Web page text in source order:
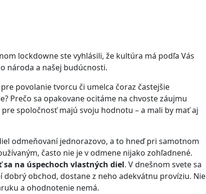
lockdowne ste vyhlásili, že kultúra má podľa Vás
národa a našej budúcnosti.
povolanie tvorcu či umelca čoraz častejšie
Prečo sa opakovane ocitáme na chvoste záujmu
spoločnosť majú svoju hodnotu – a mali by mať aj
odmeňovaní jednorazovo, a to hneď pri samotnom
často nie je v odmene nijako zohľadnené.
na úspechoch vlastných diel. V dnešnom svete sa
obchod, dostane z neho adekvátnu províziu. Nie
a ohodnotenie nemá.